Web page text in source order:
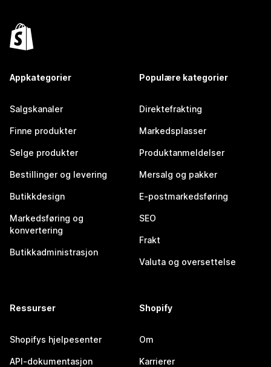
Appkategorier
Salgskanaler
Finne produkter
Selge produkter
Bestillinger og levering
Butikkdesign
Markedsføring og
konvertering
Butikkadministrasjon
Populære kategorier
Direktefrakting
Markedsplasser
Produktanmeldelser
Mersalg og pakker
E-postmarkedsføring
SEO
Frakt
Valuta og oversettelse
Ressurser
Shopifys hjelpesenter
API-dokumentasjon
Shopify
Om
Karrierer